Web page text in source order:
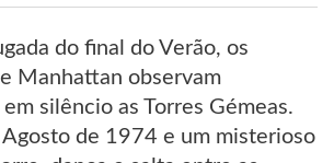
do final do Verão, os
Manhattan observam
silêncio as Torres Gémeas.
Agosto de 1974 e um misterioso